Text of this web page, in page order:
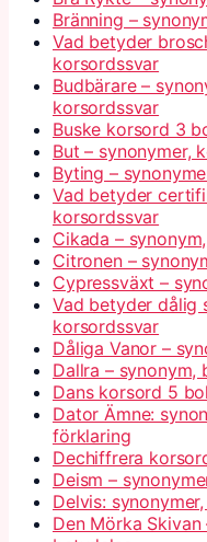
Bränning –
Vad betyder
korsordssvar
Budbärare –
korsordssvar
Buske korsord 3
But – synonymer,
Byting –
Vad betyder
korsordssvar
Cikada –
Citronen –
Cypressväxt –
Vad betyder dålig
korsordssvar
Dåliga Vanor –
Dallra – synonym,
Dans korsord 5
Dator Ämne:
förklaring
Dechiffrera
Deism –
Delvis:
Den Mörka